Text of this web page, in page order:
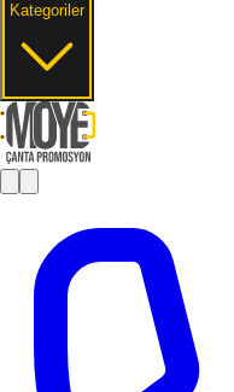
Kategoriler